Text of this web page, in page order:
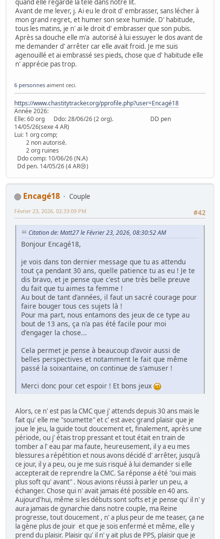
quand elle regarde la télé dans notre lit.
Avant de me lever, j. Ai eu le droit d' embrasser, sans lécher à
mon grand regret, et humer son sexe humide. D' habitude,
tous les matins, je n' ai le droit d' embrasser que son pubis.
Après sa douche elle m'a autorisé à lui essuyer le dos avant de
me demander d' arrêter car elle avait froid. Je me suis
agenouillé et ai embrassé ses pieds, chose que d' habitude elle
n' apprécie pas trop.
6 personnes aiment ceci.
https://www.chastitytracker.org/pprofile.php?user=Encagé18
Année 2026:
Elle: 60 org Ddo: 28/06/26 (2 org). DD pen
14/05/26(sexe 4 AR)
Lui: 1 org comp;
2 non autorisé.
2 org ruines
Ddo comp: 10/06/26 (N.A)
Dd pen. 14/05/26 (4 AR😢)
Encagé18
Couple
#42
Février 23, 2026, 02:33:09 PM
Citation de: Matt27 le Février 23, 2026, 08:30:52 AM
Bonjour Encagé18,
je vois dans ton dernier message que tu as attendu
tout ça pendant 30 ans, quelle patience tu as eu ! Je te
dis bravo, et je pense que c'est une très belle preuve
du fait que tu aimes ta femme !
Au bout de tant d'années, il faut un sacré courage pour
faire bouger tous ces sujets là !
Pour ma part, nous entamons des jeux de ce type au
bout de 13 ans, ça n'a pas été facile pour moi
d'engager la chose...
Cela permet je pense à beaucoup d'avoir aussi de
belles perspectives et notamment le fait que même
passé la soixantaine, on continue de s'amuser !
Merci donc pour cet espoir ! Et bons jeux
Alors, ce n' est pas la CMC que j' attends depuis 30 ans mais le
fait qu' elle me "soumette" et c' est avec grand plaisir que je
joue le jeu, la guide tout doucement et, finalement, après une
période, ou j' étais trop pressant et tout était en train de
tomber a l' eau par ma faute, heureusement, il y a eu mes
blessures a répétition et nous avons décidé d' arrêter, jusqu'à
ce jour, il y a peu, ou je me suis risqué à lui demander si elle
accepterait de reprendre la CMC. Sa réponse a été "oui mais
plus soft qu' avant" . Nous avions réussi à parler un peu, a
échanger. Chose qui n' avait jamais été possible en 40 ans.
Aujourd'hui, même si les débuts sont softs et je pense qu' il n' y
aura jamais de gynarchie dans notre couple, ma Reine
progresse, tout doucement , n' a plus peur de me teaser, ça ne
la gène plus de jouir et que je sois enfermé et même, elle y
prend du plaisir. Plaisir qu' il n' y ait plus de PPS, plaisir que je